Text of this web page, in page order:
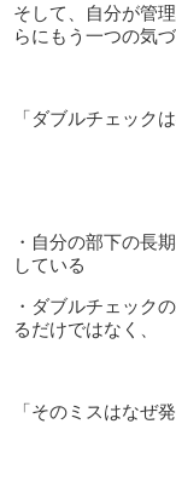
そして、自分が管
らにもう一つの気
「ダブルチェック
・自分の部下の長
している
・ダブルチェック
るだけではなく、
「そのミスはなぜ